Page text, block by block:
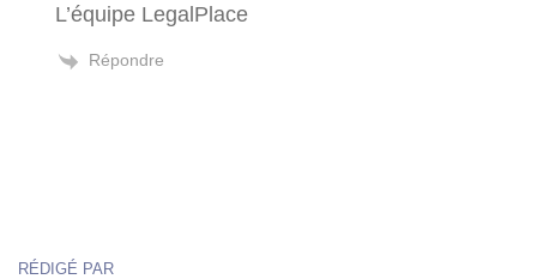
L’équipe LegalPlace
Répondre
RÉDIGÉ PAR